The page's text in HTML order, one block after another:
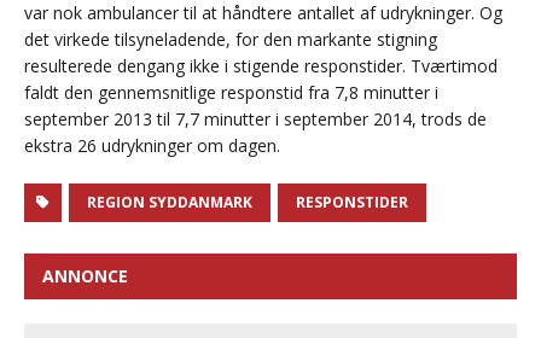
var nok ambulancer til at håndtere antallet af udrykninger. Og
det virkede tilsyneladende, for den markante stigning
resulterede dengang ikke i stigende responstider. Tværtimod
faldt den gennemsnitlige responstid fra 7,8 minutter i
september 2013 til 7,7 minutter i september 2014, trods de
ekstra 26 udrykninger om dagen.
REGION SYDDANMARK RESPONSTIDER
ANNONCE